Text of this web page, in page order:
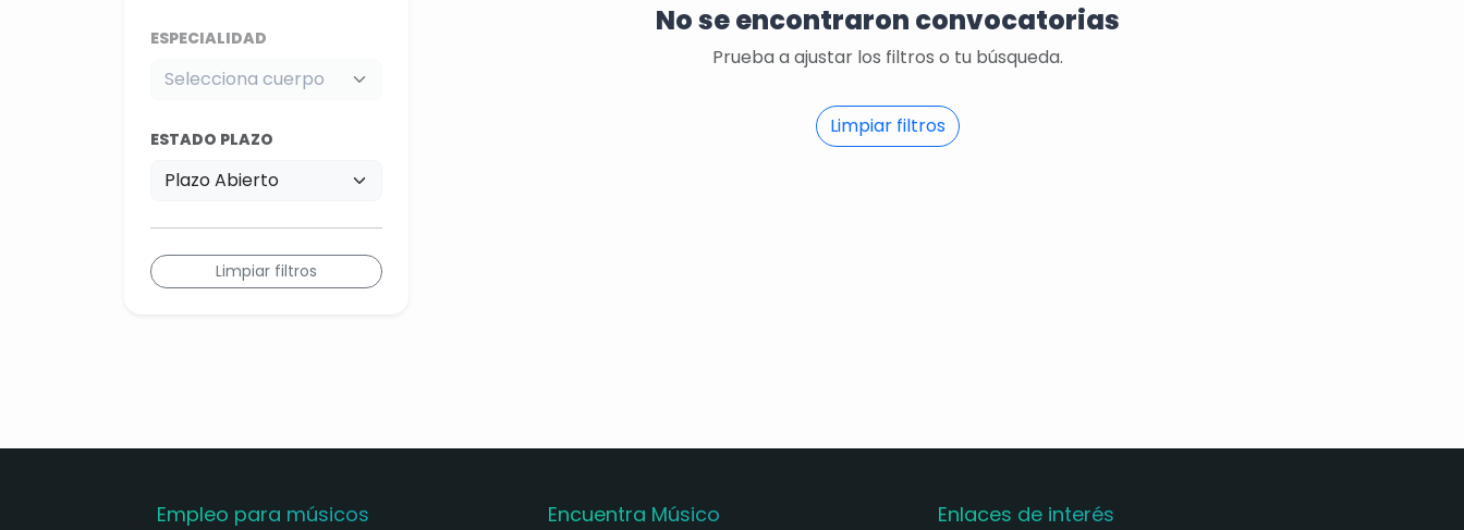
ESPECIALIDAD
ESTADO PLAZO
Limpiar filtros
No se encontraron convocatorias
Prueba a ajustar los filtros o tu búsqueda.
Limpiar filtros
Empleo para músicos Encuentra Músico Enlaces de interés